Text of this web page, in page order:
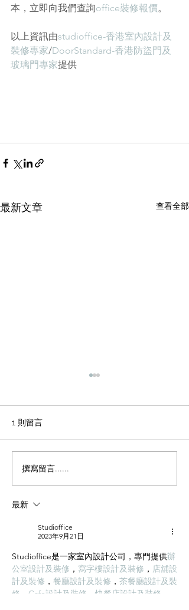
本，立即向我們查詢office裝修報價。
以上資訊由studioffice-香港室內設計及
裝修專家/DoorStandard-香港防盜門及
玻璃門專家提供
最新文章 查看全部
office裝修輕磚的主要功能
1、重量輕：絕對乾容重500-
土的1/4，粘土磚的1/3，空心
磚的1/2。它類似於木頭，可
的綜合成本。 2、耐火性：耐
材料。...
1 則留言
撰寫留言......
最新
Studioffice
2023年9月21日
Studioffice是一家室內設計公司，專門提供辦
公室設計及裝修 ， 寫字樓設計及裝修 ， 店舖設
計及裝修 ， 餐廳設計及裝修 ， 茶餐廳設計及裝
修
Cafe設計及裝修 快餐店設計及裝修